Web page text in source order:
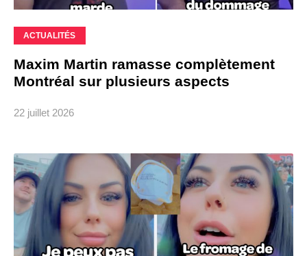
ACTUALITÉS
Maxim Martin ramasse complètement
Montréal sur plusieurs aspects
22 juillet 2026